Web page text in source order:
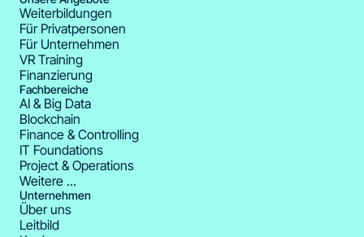
Weiterbildungen
Für Privatpersonen
Für Unternehmen
VR Training
Finanzierung
Fachbereiche
AI & Big Data
Blockchain
Finance & Controlling
IT Foundations
Project & Operations
Weitere ...
Unternehmen
Über uns
Leitbild